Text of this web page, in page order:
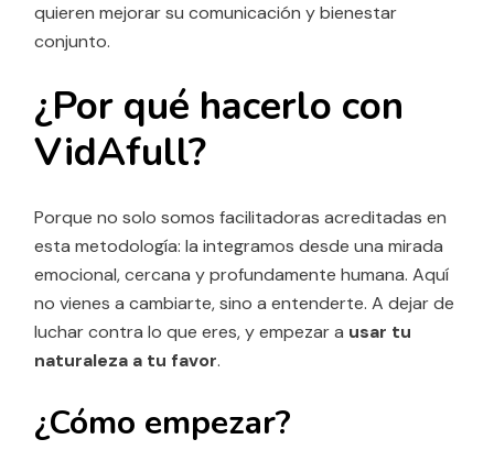
quieren mejorar su comunicación y bienestar
conjunto.
¿Por qué hacerlo con
VidAfull?
Porque no solo somos facilitadoras acreditadas en
esta metodología: la integramos desde una mirada
emocional, cercana y profundamente humana. Aquí
no vienes a cambiarte, sino a entenderte. A dejar de
luchar contra lo que eres, y empezar a usar tu
naturaleza a tu favor.
¿Cómo empezar?